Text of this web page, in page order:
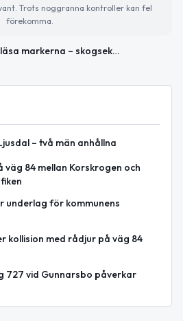
Trots noggranna kontroller kan fel
förekomma.
Att läsa markerna – skogsekologi för nyfikna
– två män anhållna
väg 84 mellan Korskrogen och
underlag för kommunens
kollision med rådjur på väg 84
727 vid Gunnarsbo påverkar